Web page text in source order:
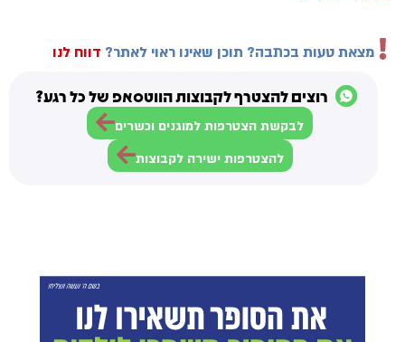
מצאת טעות בכתבה? תוכן שאינו ראוי לאתר? דווח לנו
רוצים להצטרף לקבוצות הווטסאפ של כל רגע?
לבקשת הצטרפות למוגנים וכשרים
להצטרפות ישירה לקבוצות